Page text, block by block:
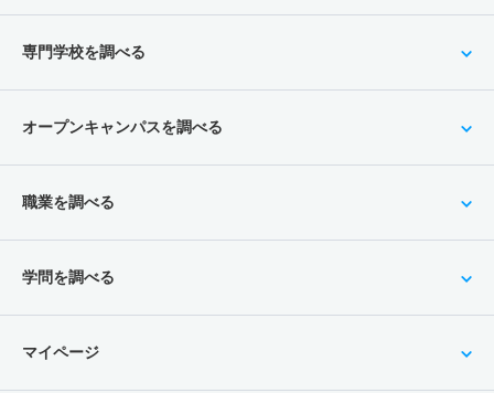
専門学校を調べる
オープンキャンパスを調べる
職業を調べる
学問を調べる
マイページ